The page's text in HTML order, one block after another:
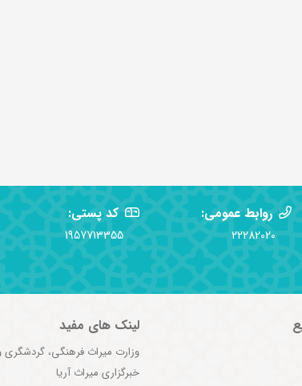
روابط عمومی:
22282020
کد پستی:
1957713355
لینک های مفید
وزارت میراث فرهنگی،
خبرگزاری میراث آریا